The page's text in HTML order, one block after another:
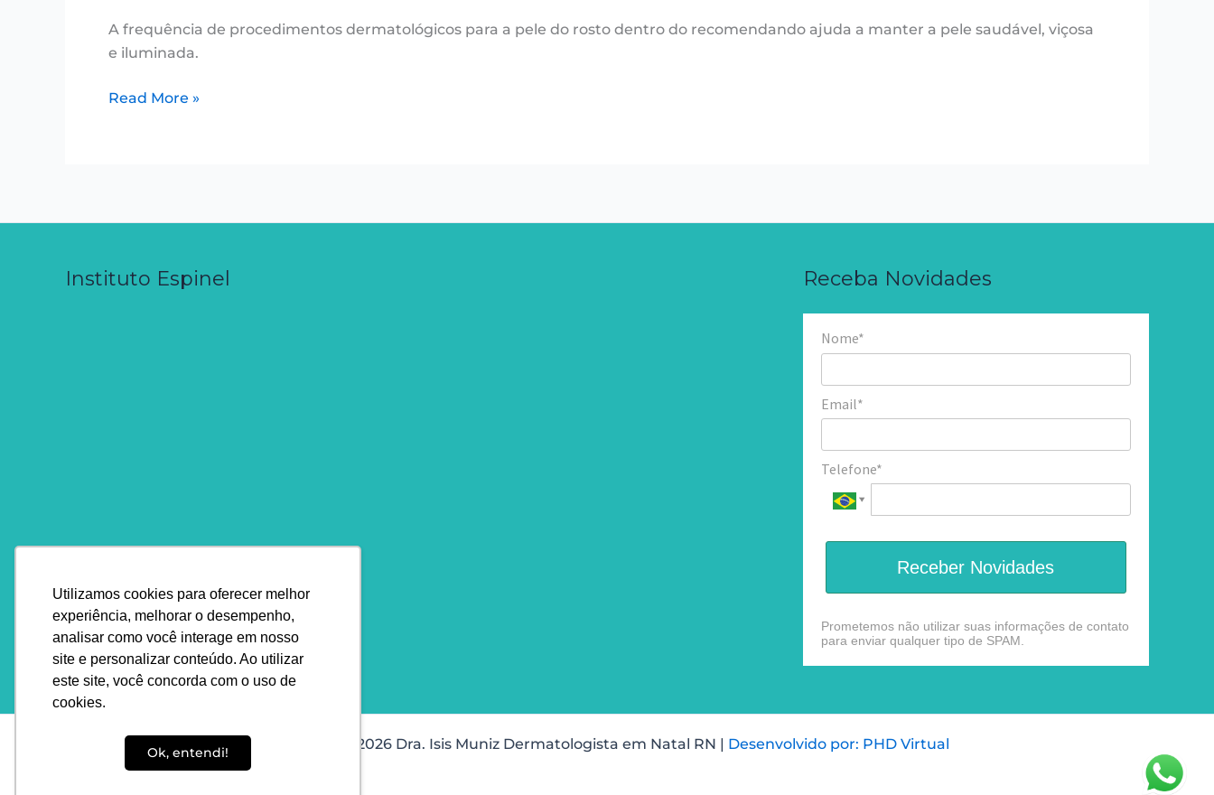
Utilizamos cookies para oferecer melhor
experiência, melhorar o desempenho,
analisar como você interage em nosso
site e personalizar conteúdo. Ao utilizar
este site, você concorda com o uso de
cookies.
Ok, entendi!
A frequência de procedimentos dermatológicos para a pele do rosto dentro do recomendando ajuda a manter a pele saudável, viçosa
e iluminada.
Read More »
Instituto Espinel Receba Novidades
Nome*
Email*
Telefone*
Receber Novidades
Prometemos não utilizar suas informações de contato
para enviar qualquer tipo de SPAM.
Copyright © 2026 Dra. Isis Muniz Dermatologista em Natal RN | Desenvolvido por: PHD Virtual